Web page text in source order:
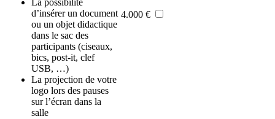
La possibilité
d’insérer un document
ou un objet didactique
dans le sac des
participants (ciseaux,
bics, post-it, clef
USB, …)
La projection de votre
logo lors des pauses
sur l’écran dans la
salle
4.000 €